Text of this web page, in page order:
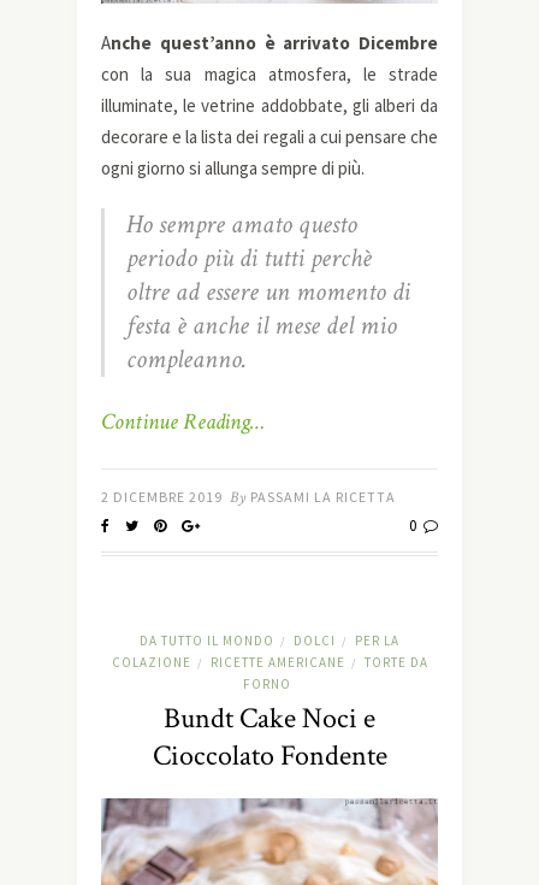
Anche quest’anno è arrivato Dicembre
con la sua magica atmosfera, le strade
illuminate, le vetrine addobbate, gli alberi da
decorare e la lista dei regali a cui pensare che
ogni giorno si allunga sempre di più.
Ho sempre amato questo
periodo più di tutti perchè
oltre ad essere un momento di
festa è anche il mese del mio
compleanno.
Continue Reading…
2 DICEMBRE 2019 By PASSAMI LA RICETTA
0
DA TUTTO IL MONDO / DOLCI /
PER LA
COLAZIONE
/ RICETTE AMERICANE /
TORTE DA
FORNO
Bundt Cake Noci e
Cioccolato Fondente